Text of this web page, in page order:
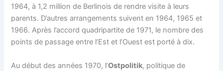
1964, à 1,2 million de Berlinois de rendre visite à leurs
parents. D’autres arrangements suivent en 1964, 1965 et
1966. Après l’accord quadripartite de 1971, le nombre des
points de passage entre l’Est et l’Ouest est porté à dix.
Au début des années 1970, l’Ostpolitik, politique de